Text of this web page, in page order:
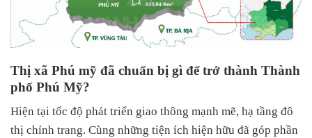
Thị xã Phú mỹ đã chuẩn bị gì để trở thành Thành
phố Phú Mỹ?
Hiện tại tốc độ phát triển giao thông mạnh mẽ, hạ tầng đô
thị chỉnh trang. Cùng những tiện ích hiện hữu đã góp phần